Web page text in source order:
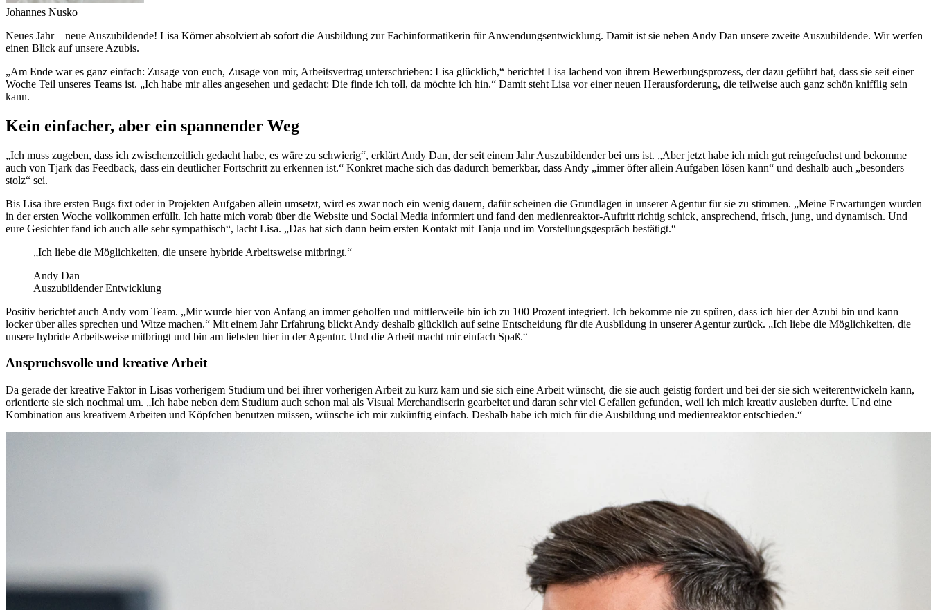
Johannes Nusko
Neues Jahr – neue Auszubildende! Lisa Körner absolviert ab sofort die Ausbildung zur Fachinformatikerin für Anwendungsentwicklung. Damit ist sie neben Andy Dan unsere zweite Auszubildende. Wir werfen
einen Blick auf unsere Azubis.
„Am Ende war es ganz einfach: Zusage von euch, Zusage von mir, Arbeitsvertrag unterschrieben: Lisa glücklich,“ berichtet Lisa lachend von ihrem Bewerbungsprozess, der dazu geführt hat, dass sie seit einer
Woche Teil unseres Teams ist. „Ich habe mir alles angesehen und gedacht: Die finde ich toll, da möchte ich hin.“ Damit steht Lisa vor einer neuen Herausforderung, die teilweise auch ganz schön knifflig sein
kann.
Kein einfacher, aber ein spannender Weg
„Ich muss zugeben, dass ich zwischenzeitlich gedacht habe, es wäre zu schwierig“, erklärt Andy Dan, der seit einem Jahr Auszubildender bei uns ist. „Aber jetzt habe ich mich gut reingefuchst und bekomme
auch von Tjark das Feedback, dass ein deutlicher Fortschritt zu erkennen ist.“ Konkret mache sich das dadurch bemerkbar, dass Andy „immer öfter allein Aufgaben lösen kann“ und deshalb auch „besonders
stolz“ sei.
Bis Lisa ihre ersten Bugs fixt oder in Projekten Aufgaben allein umsetzt, wird es zwar noch ein wenig dauern, dafür scheinen die Grundlagen in unserer Agentur für sie zu stimmen. „Meine Erwartungen wurden
in der ersten Woche vollkommen erfüllt. Ich hatte mich vorab über die Website und Social Media informiert und fand den medienreaktor-Auftritt richtig schick, ansprechend, frisch, jung, und dynamisch. Und
eure Gesichter fand ich auch alle sehr sympathisch“, lacht Lisa. „Das hat sich dann beim ersten Kontakt mit Tanja und im Vorstellungsgespräch bestätigt.“
„Ich liebe die Möglichkeiten, die unsere hybride Arbeitsweise mitbringt.“
Andy Dan
Auszubildender Entwicklung
Positiv berichtet auch Andy vom Team. „Mir wurde hier von Anfang an immer geholfen und mittlerweile bin ich zu 100 Prozent integriert. Ich bekomme nie zu spüren, dass ich hier der Azubi bin und kann
locker über alles sprechen und Witze machen.“ Mit einem Jahr Erfahrung blickt Andy deshalb glücklich auf seine Entscheidung für die Ausbildung in unserer Agentur zurück. „Ich liebe die Möglichkeiten, die
unsere hybride Arbeitsweise mitbringt und bin am liebsten hier in der Agentur. Und die Arbeit macht mir einfach Spaß.“
Anspruchsvolle und kreative Arbeit
Da gerade der kreative Faktor in Lisas vorherigem Studium und bei ihrer vorherigen Arbeit zu kurz kam und sie sich eine Arbeit wünscht, die sie auch geistig fordert und bei der sie sich weiterentwickeln kann,
orientierte sie sich nochmal um. „Ich habe neben dem Studium auch schon mal als Visual Merchandiserin gearbeitet und daran sehr viel Gefallen gefunden, weil ich mich kreativ ausleben durfte. Und eine
Kombination aus kreativem Arbeiten und Köpfchen benutzen müssen, wünsche ich mir zukünftig einfach. Deshalb habe ich mich für die Ausbildung und medienreaktor entschieden.“